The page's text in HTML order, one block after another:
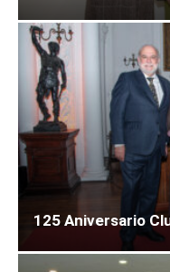
125 Aniversario